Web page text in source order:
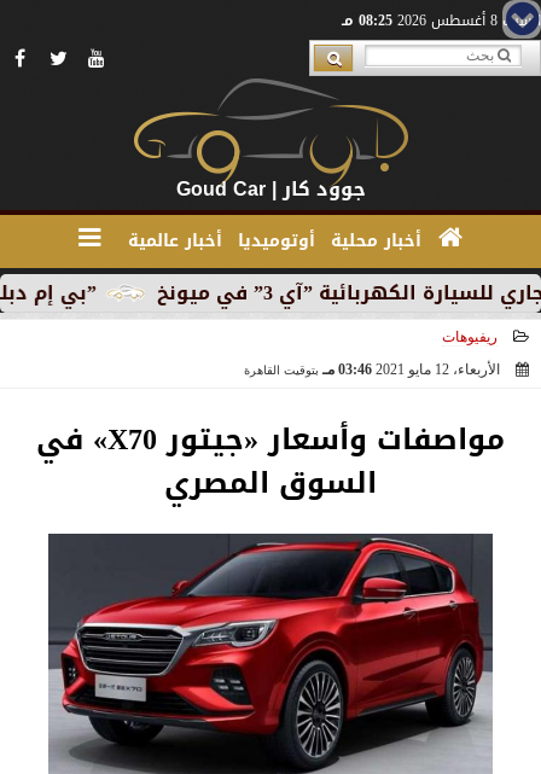
السبت 8 أغسطس 2026 08:25 مـ
جوود كار | Goud Car
أخبار محلية أوتوميديا أخبار عالمية
”بي إم دبليو” تبدأ ”آي 3” في ميونخ
ريفيوهات
الأربعاء، 12 مايو 2021
03:46 مـ بتوقيت القاهرة
مواصفات وأسعار «جيتور X70» في
السوق المصري